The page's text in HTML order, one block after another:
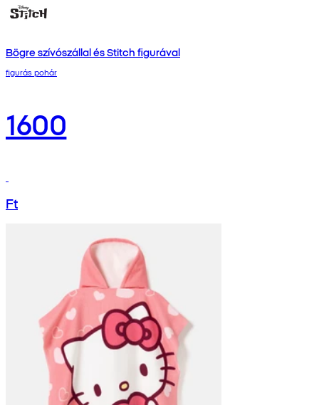
Bögre szívószállal és Stitch figurával
figurás pohár
1600
Ft